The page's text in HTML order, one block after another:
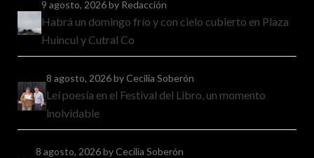
9 agosto, 2026by Redacción
Habrá un domingo frío y con cielo cubierto en Plaza
Huincul y Cutral Co
8 agosto, 2026by Cecilia Soberón
Leí poesía en el Festival del Libro, un momento
inolvidable
8 agosto, 2026by Cecilia Soberón